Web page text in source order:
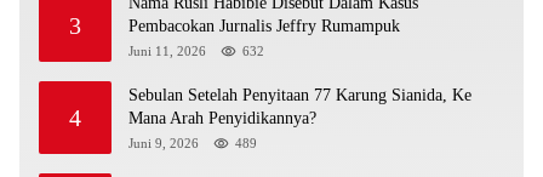
3
Pembacokan Jurnalis Jeffry Rumampuk
Juni 11, 2026 632
4
Sebulan Setelah Penyitaan 77 Karung Sianida, Ke
Mana Arah Penyidikannya?
Juni 9, 2026 489